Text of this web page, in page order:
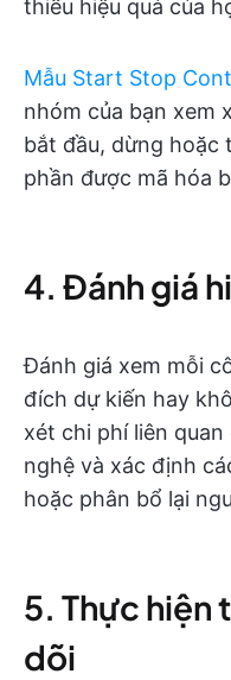
thiếu hiệu quả của
Mẫu Start Stop
nhóm của bạn xem
bắt đầu, dừng hoặc
phần được mã hóa
4. Đánh giá
Đánh giá xem mỗi
đích dự kiến hay
xét chi phí liên
nghệ và xác định
hoặc phân bổ lại
5. Thực hiện
dõi